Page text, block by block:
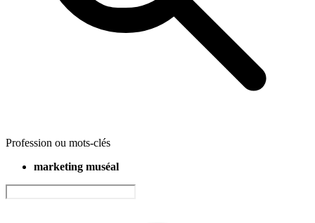
Profession ou mots-clés
marketing muséal